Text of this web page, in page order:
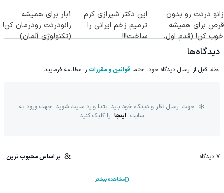
زانو دردت رو بدون
قرص برای همیشه
خوب کن! (قدم اول،
پرسش‌نامه)
این دکتر شیرازی کرم
ترمیم زخم ایرانی را
ساخت!!!
1بار برای همیشه
زانودردت رودرمان کن!
(تکنولوژی آلمان)
دیدگاه‌ها
لطفا قبل از ارسال دیدگاه خود، حتما قوانین و مقررات را مطالعه فرمایید.
جهت ارسال نظر و دیدگاه خود باید ابتدا وارد سایت شوید. جهت ورود به
سایت اینجا را کلیک کنید
7 دیدگاه بر اساس محبوب ترین
مشاهده بیشتر